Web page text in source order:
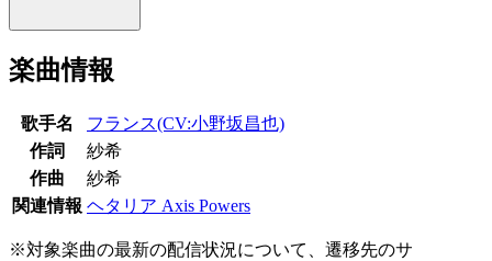
楽曲情報
歌手名
フランス(CV:小野坂昌也)
作詞
紗希
作曲
紗希
関連情報 ヘタリア Axis Powers
※対象楽曲の最新の配信状況について、遷移先のサ